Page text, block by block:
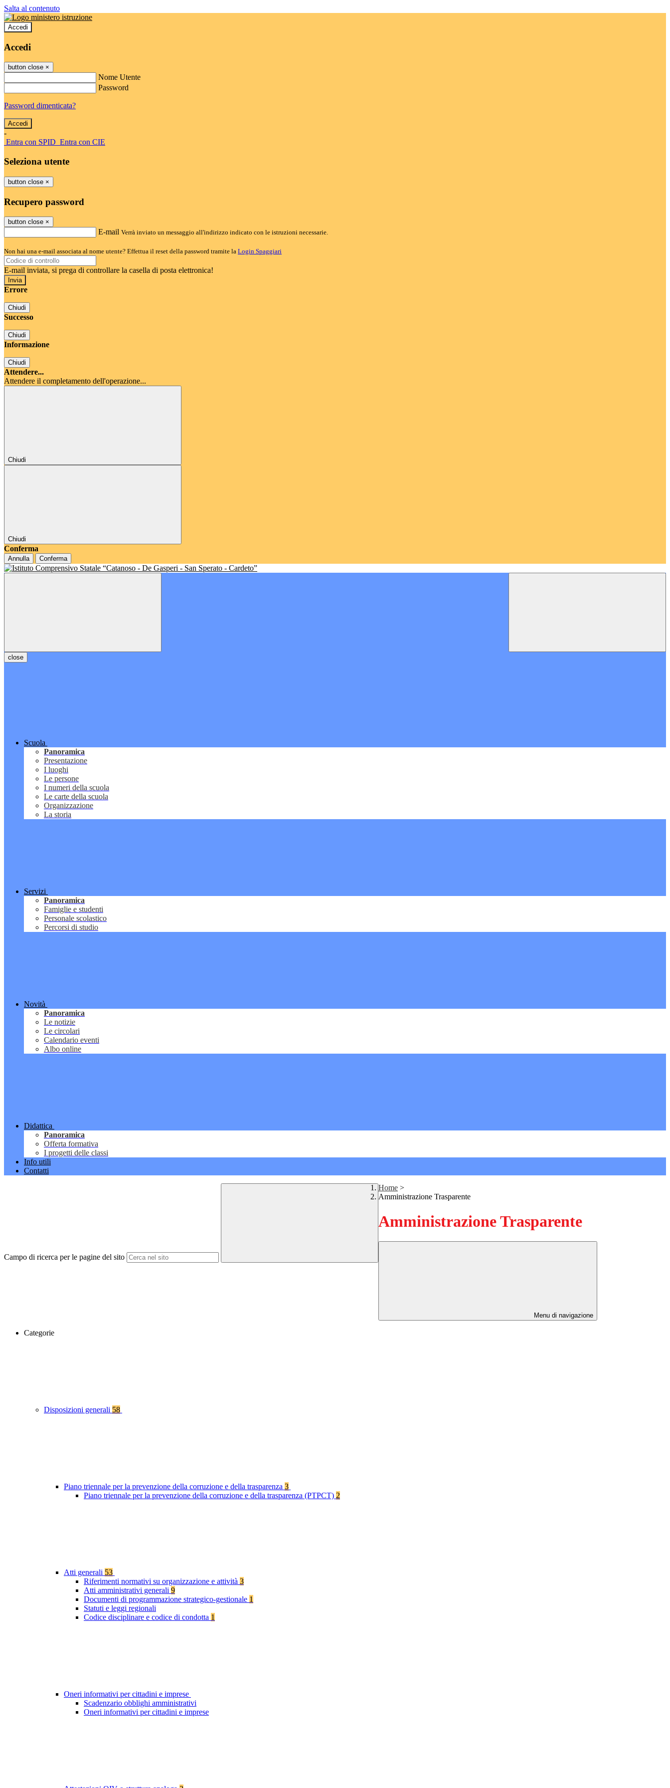
Salta al contenuto
Accedi
Accedi
button close ×
Nome Utente
Password
Password dimenticata?
-
Entra con SPID Entra con CIE
Seleziona utente
button close ×
Recupero password
button close ×
E-mail Verrà inviato un messaggio all'indirizzo indicato con le istruzioni necessarie.
Non hai una e-mail associata al nome utente? Effettua il reset della password tramite la Login Spaggiari
E-mail inviata, si prega di controllare la casella di posta elettronica!
Errore
Chiudi
Successo
Chiudi
Informazione
Chiudi
Attendere...
Attendere il completamento dell'operazione...
Chiudi
Chiudi
Conferma
Annulla Conferma
close
Scuola
Panoramica
Presentazione
I luoghi
Le persone
I numeri della scuola
Le carte della scuola
Organizzazione
La storia
Servizi
Panoramica
Famiglie e studenti
Personale scolastico
Percorsi di studio
Novità
Panoramica
Le notizie
Le circolari
Calendario eventi
Albo online
Didattica
Panoramica
Offerta formativa
I progetti delle classi
Info utili
Contatti
Campo di ricerca per le pagine del sito
Home >
Amministrazione Trasparente
Amministrazione Trasparente
Menu di navigazione
Categorie
Disposizioni generali 58
Piano triennale per la prevenzione della corruzione e della trasparenza 3
Piano triennale per la prevenzione della corruzione e della trasparenza (PTPCT) 2
Atti generali 53
Riferimenti normativi su organizzazione e attività 3
Atti amministrativi generali 9
Documenti di programmazione strategico-gestionale 1
Statuti e leggi regionali
Codice disciplinare e codice di condotta 1
Oneri informativi per cittadini e imprese
Scadenzario obblighi amministrativi
Oneri informativi per cittadini e imprese